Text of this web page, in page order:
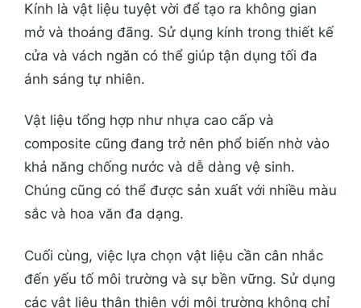
Kính là vật liệu tuyệt vời để tạo ra không gian
mở và thoáng đãng. Sử dụng kính trong thiết kế
cửa và vách ngăn có thể giúp tận dụng tối đa
ánh sáng tự nhiên.
Vật liệu tổng hợp như nhựa cao cấp và
composite cũng đang trở nên phổ biến nhờ vào
khả năng chống nước và dễ dàng vệ sinh.
Chúng cũng có thể được sản xuất với nhiều màu
sắc và hoa văn đa dạng.
Cuối cùng, việc lựa chọn vật liệu cần cân nhắc
đến yếu tố môi trường và sự bền vững. Sử dụng
các vật liệu thân thiện với môi trường không chỉ